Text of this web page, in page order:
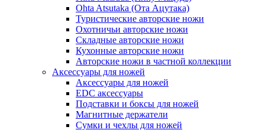
Ohta Atsutaka (Ота Ацутака)
Туристические авторские ножи
Охотничьи авторские ножи
Складные авторские ножи
Кухонные авторские ножи
Авторские ножи в частной коллекции
Аксессуары для ножей
Аксессуары для ножей
EDC аксессуары
Подставки и боксы для ножей
Магнитные держатели
Сумки и чехлы для ножей